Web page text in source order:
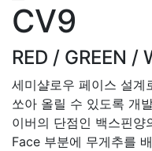
CV9
RED / GREEN /
세미샬로우 페이스 설계
쏘아 올릴 수 있도록 개
이버의 단점인 백스핀
Face 부분에 무게추를